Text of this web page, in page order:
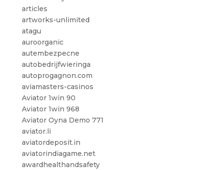
articles
artworks-unlimited
atagu
auroorganic
autembezpecne
autobedrijfwieringa
autoprogagnon.com
aviamasters-casinos
Aviator 1win 90
Aviator 1win 968
Aviator Oyna Demo 771
aviator.li
aviatordeposit.in
aviatorindiagame.net
awardhealthandsafety